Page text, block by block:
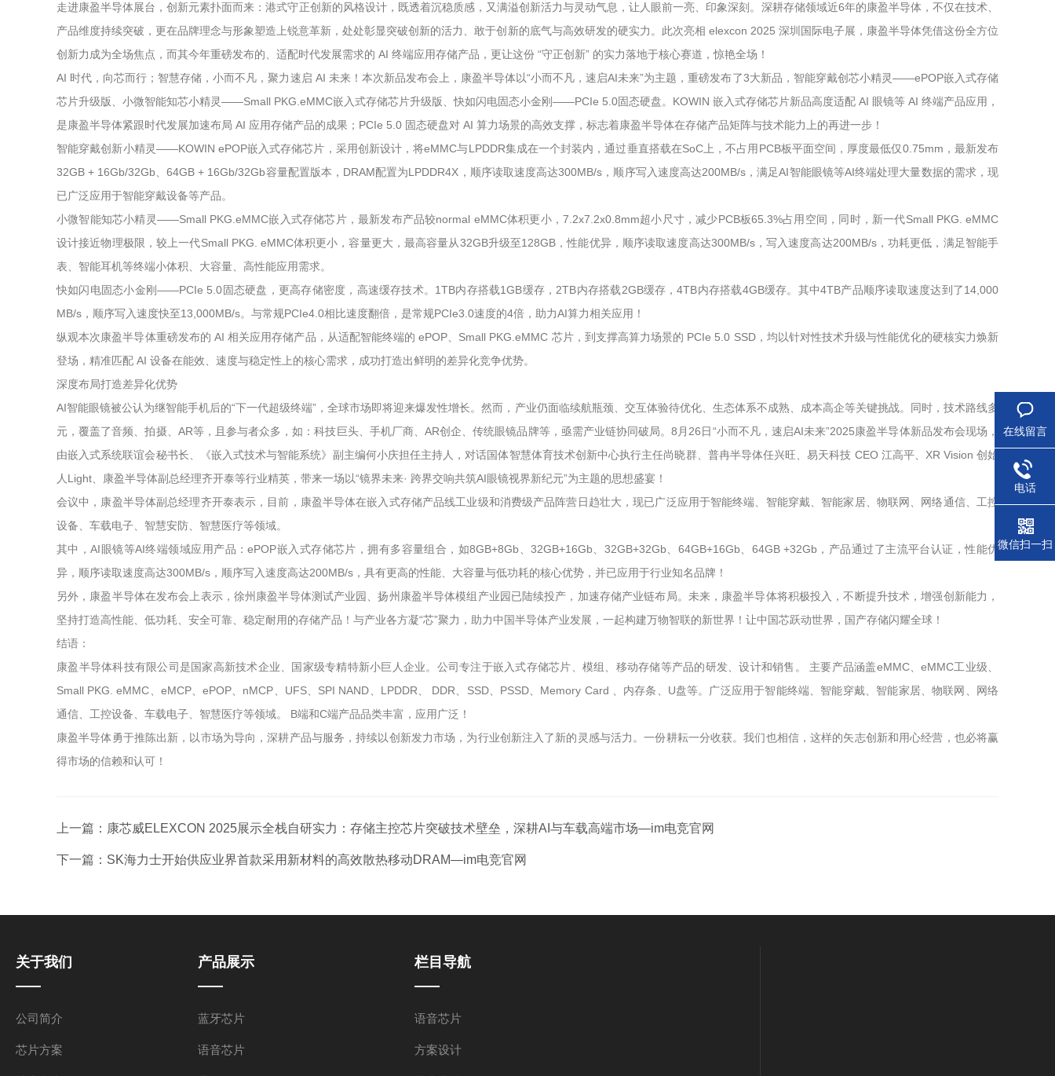
走进康盈半导体展台，创新元素扑面而来：港式守正创新的风格设计，既透着沉稳质感，又满溢创新活力与灵动气息，让人眼前一亮、印象深刻。深耕存储领域近6年的康盈半导体，不仅在技术、
产品维度持续突破，更在品牌理念与形象塑造上锐意革新，处处彰显突破创新的活力、敢于创新的底气与高效研发的硬实力。此次亮相 elexcon 2025 深圳国际电子展，康盈半导体凭借这份全方位
创新力成为全场焦点，而其今年重磅发布的、适配时代发展需求的 AI 终端应用存储产品，更让这份 “守正创新” 的实力落地于核心赛道，惊艳全场！
AI 时代，向芯而行；智慧存储，小而不凡，聚力速启 AI 未来！本次新品发布会上，康盈半导体以“小而不凡，速启AI未来”为主题，重磅发布了3大新品，智能穿戴创芯小精灵——ePOP嵌入式存储
芯片升级版、小微智能知芯小精灵——Small PKG.eMMC嵌入式存储芯片升级版、快如闪电固态小金刚——PCIe 5.0固态硬盘。KOWIN 嵌入式存储芯片新品高度适配 AI 眼镜等 AI 终端产品应用，
是康盈半导体紧跟时代发展加速布局 AI 应用存储产品的成果；PCIe 5.0 固态硬盘对 AI 算力场景的高效支撑，标志着康盈半导体在存储产品矩阵与技术能力上的再进一步！
智能穿戴创新小精灵——KOWIN ePOP嵌入式存储芯片，采用创新设计，将eMMC与LPDDR集成在一个封装内，通过垂直搭载在SoC上，不占用PCB板平面空间，厚度最低仅0.75mm，最新发布
32GB + 16Gb/32Gb、64GB + 16Gb/32Gb容量配置版本，DRAM配置为LPDDR4X，顺序读取速度高达300MB/s，顺序写入速度高达200MB/s，满足AI智能眼镜等AI终端处理大量数据的需求，现
已广泛应用于智能穿戴设备等产品。
小微智能知芯小精灵——Small PKG.eMMC嵌入式存储芯片，最新发布产品较normal eMMC体积更小，7.2x7.2x0.8mm超小尺寸，减少PCB板65.3%占用空间，同时，新一代Small PKG. eMMC
设计接近物理极限，较上一代Small PKG. eMMC体积更小，容量更大，最高容量从32GB升级至128GB，性能优异，顺序读取速度高达300MB/s，写入速度高达200MB/s，功耗更低，满足智能手
表、智能耳机等终端小体积、大容量、高性能应用需求。
快如闪电固态小金刚——PCIe 5.0固态硬盘，更高存储密度，高速缓存技术。1TB内存搭载1GB缓存，2TB内存搭载2GB缓存，4TB内存搭载4GB缓存。其中4TB产品顺序读取速度达到了14,000
MB/s，顺序写入速度快至13,000MB/s。与常规PCIe4.0相比速度翻倍，是常规PCIe3.0速度的4倍，助力AI算力相关应用！
纵观本次康盈半导体重磅发布的 AI 相关应用存储产品，从适配智能终端的 ePOP、Small PKG.eMMC 芯片，到支撑高算力场景的 PCIe 5.0 SSD，均以针对性技术升级与性能优化的硬核实力焕新
登场，精准匹配 AI 设备在能效、速度与稳定性上的核心需求，成功打造出鲜明的差异化竞争优势。
深度布局打造差异化优势
AI智能眼镜被公认为继智能手机后的“下一代超级终端”，全球市场即将迎来爆发性增长。然而，产业仍面临续航瓶颈、交互体验待优化、生态体系不成熟、成本高企等关键挑战。同时，技术路线多
元，覆盖了音频、拍摄、AR等，且参与者众多，如：科技巨头、手机厂商、AR创企、传统眼镜品牌等，亟需产业链协同破局。8月26日“小而不凡，速启AI未来”2025康盈半导体新品发布会现场，
由嵌入式系统联谊会秘书长、《嵌入式技术与智能系统》副主编何小庆担任主持人，对话国体智慧体育技术创新中心执行主任尚晓群、普冉半导体任兴旺、易天科技 CEO 江高平、XR Vision 创始
人Light、康盈半导体副总经理齐开泰等行业精英，带来一场以“镜界未来· 跨界交响共筑AI眼镜视界新纪元”为主题的思想盛宴！
会议中，康盈半导体副总经理齐开泰表示，目前，康盈半导体在嵌入式存储产品线工业级和消费级产品阵营日趋壮大，现已广泛应用于智能终端、智能穿戴、智能家居、物联网、网络通信、工控
设备、车载电子、智慧安防、智慧医疗等领域。
其中，AI眼镜等AI终端领域应用产品：ePOP嵌入式存储芯片，拥有多容量组合，如8GB+8Gb、32GB+16Gb、32GB+32Gb、64GB+16Gb、64GB +32Gb，产品通过了主流平台认证，性能优
异，顺序读取速度高达300MB/s，顺序写入速度高达200MB/s，具有更高的性能、大容量与低功耗的核心优势，并已应用于行业知名品牌！
另外，康盈半导体在发布会上表示，徐州康盈半导体测试产业园、扬州康盈半导体模组产业园已陆续投产，加速存储产业链布局。未来，康盈半导体将积极投入，不断提升技术，增强创新能力，
坚持打造高性能、低功耗、安全可靠、稳定耐用的存储产品！与产业各方凝“芯”聚力，助力中国半导体产业发展，一起构建万物智联的新世界！让中国芯跃动世界，国产存储闪耀全球！
结语：
康盈半导体科技有限公司是国家高新技术企业、国家级专精特新小巨人企业。公司专注于嵌入式存储芯片、模组、移动存储等产品的研发、设计和销售。 主要产品涵盖eMMC、eMMC工业级、
Small PKG. eMMC、eMCP、ePOP、nMCP、UFS、SPI NAND、LPDDR、 DDR、SSD、PSSD、Memory Card 、内存条、U盘等。广泛应用于智能终端、智能穿戴、智能家居、物联网、网络
通信、工控设备、车载电子、智慧医疗等领域。 B端和C端产品品类丰富，应用广泛！
康盈半导体勇于推陈出新，以市场为导向，深耕产品与服务，持续以创新发力市场，为行业创新注入了新的灵感与活力。一份耕耘一分收获。我们也相信，这样的矢志创新和用心经营，也必将赢
得市场的信赖和认可！
上一篇： 康芯威ELEXCON 2025展示全栈自研实力：存储主控芯片突破技术壁垒，深耕AI与车载高端市场—im电竞官网
下一篇： SK海力士开始供应业界首款采用新材料的高效散热移动DRAM—im电竞官网
关于我们
公司简介
芯片方案
产品展示
蓝牙芯片
语音芯片
栏目导航
语音芯片
方案设计
在线留言
电话
微信扫一扫